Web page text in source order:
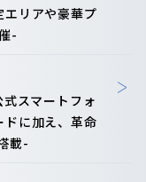
リアや豪華プ
-
式スマートフォ
に加え、革命
載-